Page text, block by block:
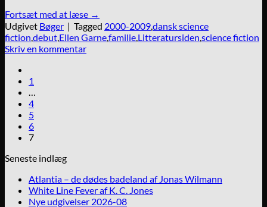
Fortsæt med at læse →
Udgivet Bøger | Tagged 2000-2009,dansk science
fiction,debut,Ellen Garne,familie,Litteratursiden,science fiction
Skriv en kommentar
1
…
4
5
6
7
Seneste indlæg
Atlantia – de dødes badeland af Jonas Wilmann
White Line Fever af K. C. Jones
Nye udgivelser 2026-08